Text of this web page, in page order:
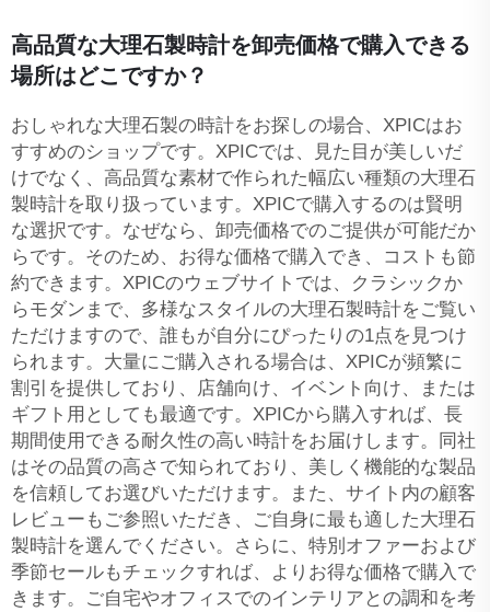
高品質な大理石製時計を卸売価格で購入できる
場所はどこですか？
おしゃれな大理石製の時計をお探しの場合、XPICはお
すすめのショップです。XPICでは、見た目が美しいだ
けでなく、高品質な素材で作られた幅広い種類の大理石
製時計を取り扱っています。XPICで購入するのは賢明
な選択です。なぜなら、卸売価格でのご提供が可能だか
らです。そのため、お得な価格で購入でき、コストも節
約できます。XPICのウェブサイトでは、クラシックか
らモダンまで、多様なスタイルの大理石製時計をご覧い
ただけますので、誰もが自分にぴったりの1点を見つけ
られます。大量にご購入される場合は、XPICが頻繁に
割引を提供しており、店舗向け、イベント向け、または
ギフト用としても最適です。XPICから購入すれば、長
期間使用できる耐久性の高い時計をお届けします。同社
はその品質の高さで知られており、美しく機能的な製品
を信頼してお選びいただけます。また、サイト内の顧客
レビューもご参照いただき、ご自身に最も適した大理石
製時計を選んでください。さらに、特別オファーおよび
季節セールもチェックすれば、よりお得な価格で購入で
きます。ご自宅やオフィスでのインテリアとの調和を考